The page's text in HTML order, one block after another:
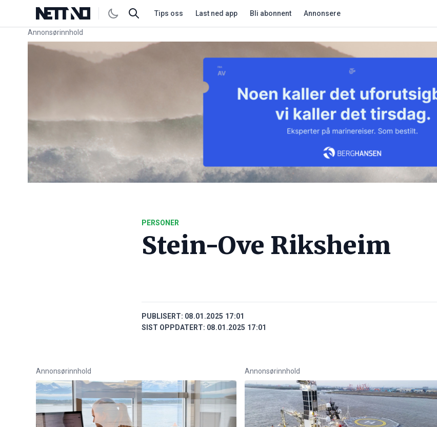
Tips oss Last ned app Bli abonnent Annonsere
Annonsørinnhold
Link for annonse
PERSONER
Stein-Ove Riksheim
PUBLISERT: 08.01.2025 17:01
SIST OPPDATERT: 08.01.2025 17:01
Annonsørinnhold Annonsørinnhold